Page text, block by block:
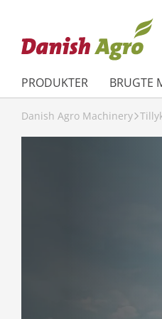
PRODUKTER BRUGTE
Danish Agro Machinery